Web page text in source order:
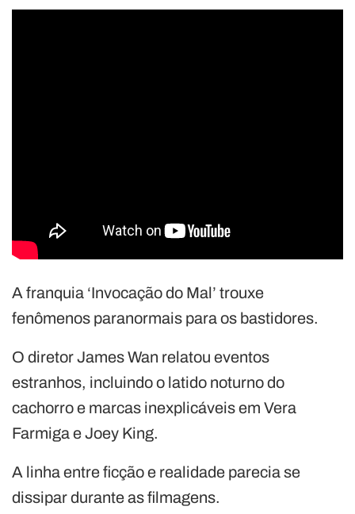
A franquia ‘Invocação do Mal’ trouxe
fenômenos paranormais para os bastidores.
O diretor James Wan relatou eventos
estranhos, incluindo o latido noturno do
cachorro e marcas inexplicáveis em Vera
Farmiga e Joey King.
A linha entre ficção e realidade parecia se
dissipar durante as filmagens.